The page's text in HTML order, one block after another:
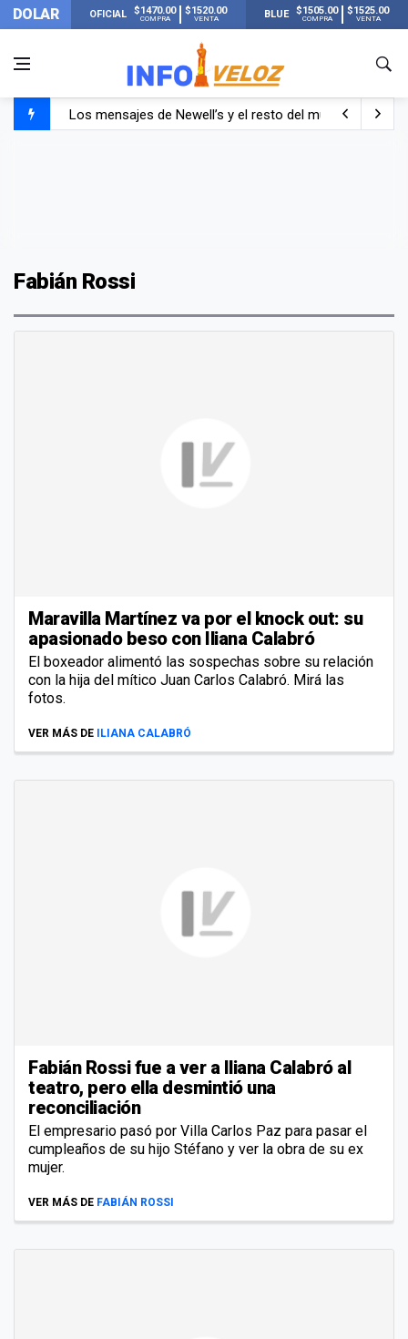
DOLAR OFICIAL $1470.00
COMPRA
$1520.00
VENTA BLUE $1505.00
COMPRA
$1525.00
VENTA
Los mensajes de Newell’s y el resto del mundo del
Fabián Rossi
Maravilla Martínez va por el knock out: su
apasionado beso con Iliana Calabró
El boxeador alimentó las sospechas sobre su relación
con la hija del mítico Juan Carlos Calabró. Mirá las
fotos.
VER MÁS DE ILIANA CALABRÓ
Fabián Rossi fue a ver a Iliana Calabró al
teatro, pero ella desmintió una
reconciliación
El empresario pasó por Villa Carlos Paz para pasar el
cumpleaños de su hijo Stéfano y ver la obra de su ex
mujer.
VER MÁS DE FABIÁN ROSSI